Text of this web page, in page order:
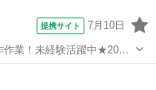
提携サイト 7月10日
作業！未経験活躍中★20～
活支援物資事前対応可◎ワ
登用制度あり◎《兵庫県